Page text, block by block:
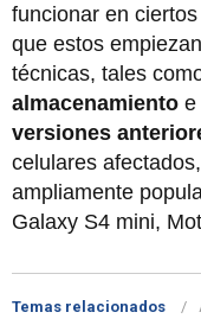
funcionar en
que estos
técnicas, tales
almacenamiento e
versiones
celulares
ampliamente
Galaxy S4 mini,
Temas relacionados